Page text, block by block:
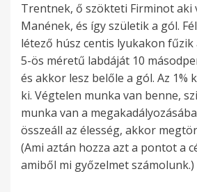
Trentnek, ő szökteti Firminot aki
Manének, és így születik a gól.
létező húsz centis lyukakon
5-ös méretű labdáját 10
és akkor lesz belőle a gól. Az 1%
ki. Végtelen munka van benne,
munka van a
összeáll az élesség, akkor
(Ami aztán hozza azt a pontot a
amiből mi győzelmet számolunk.)